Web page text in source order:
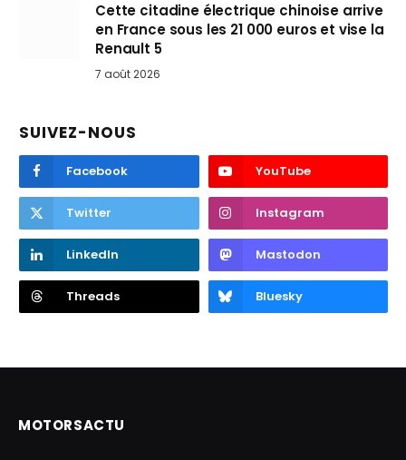
Cette citadine électrique chinoise arrive
en France sous les 21 000 euros et vise la
Renault 5
7 août 2026
SUIVEZ-NOUS
Facebook YouTube
Twitter Instagram
LinkedIn Mastodon
Threads Bluesky
MOTORSACTU